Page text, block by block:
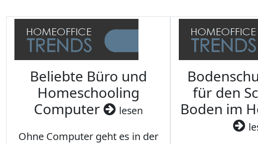
Beliebte Büro und
Homeschooling
Computer
lesen
Ohne Computer geht es in der
für den
Boden im